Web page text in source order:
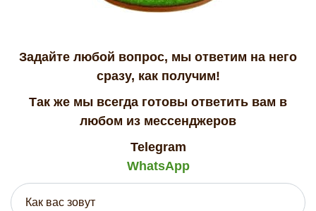
Задайте любой вопрос, мы ответим на него
сразу, как получим!
Так же мы всегда готовы ответить вам в
любом из мессенджеров
Telegram
WhatsApp